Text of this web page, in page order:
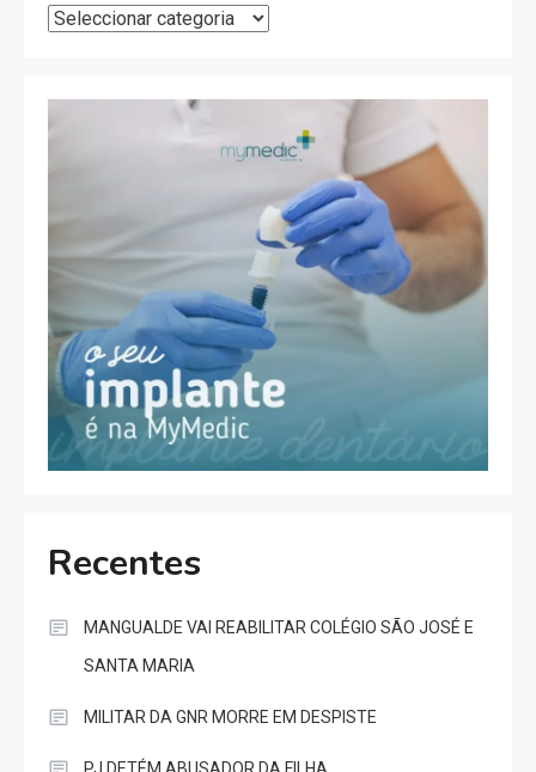
Categorias
Recentes
MANGUALDE VAI REABILITAR COLÉGIO SÃO JOSÉ E
SANTA MARIA
MILITAR DA GNR MORRE EM DESPISTE
PJ DETÉM ABUSADOR DA FILHA